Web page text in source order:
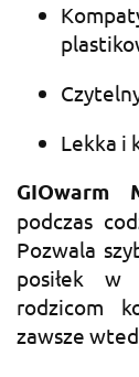
Lekka i
GIOwarm
podczas
Pozwala
posiłek w
rodzicom
zawsze